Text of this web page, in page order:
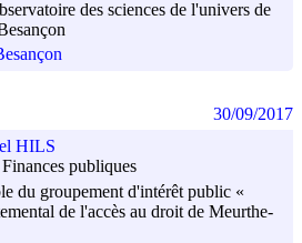
des sciences de l'univers de
HILS
publiques
du groupement d'intérêt public «
de l'accès au droit de Meurthe-
30/09/2017